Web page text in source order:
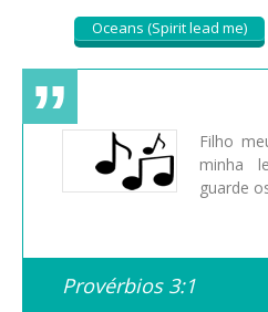
Oceans (Spirit lead me)
Filho
minha
guarde
Provérbios 3:1